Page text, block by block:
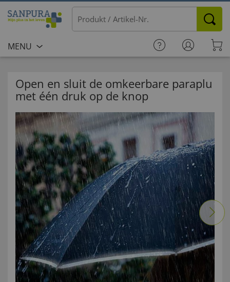
MENU
Open en sluit de omkeerbare paraplu
met één druk op de knop